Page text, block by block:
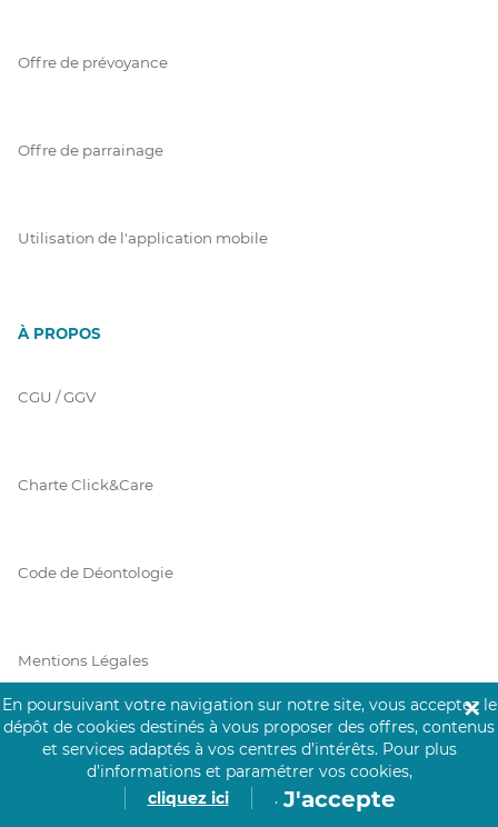
Offre de prévoyance
Offre de parrainage
Utilisation de l'application mobile
À PROPOS
CGU / GGV
Charte Click&Care
Code de Déontologie
Mentions Légales
Prérequis Click&Care
En poursuivant votre navigation sur notre site, vous acceptez le
dépôt de cookies destinés à vous proposer des offres, contenus
et services adaptés à vos centres d’intérêts. Pour plus
d’informations et paramétrer vos cookies,
cliquez ici
. J'accepte
✕